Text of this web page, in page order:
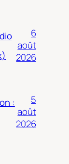
6
août
2026
:
5
août
2026